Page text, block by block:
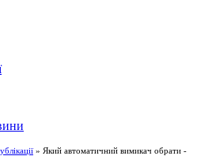
» Який автоматичний вимикач обрати -